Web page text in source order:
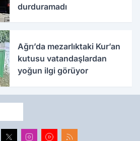
durduramadı
Ağrı’da mezarlıktaki Kur’an
kutusu vatandaşlardan
yoğun ilgi görüyor